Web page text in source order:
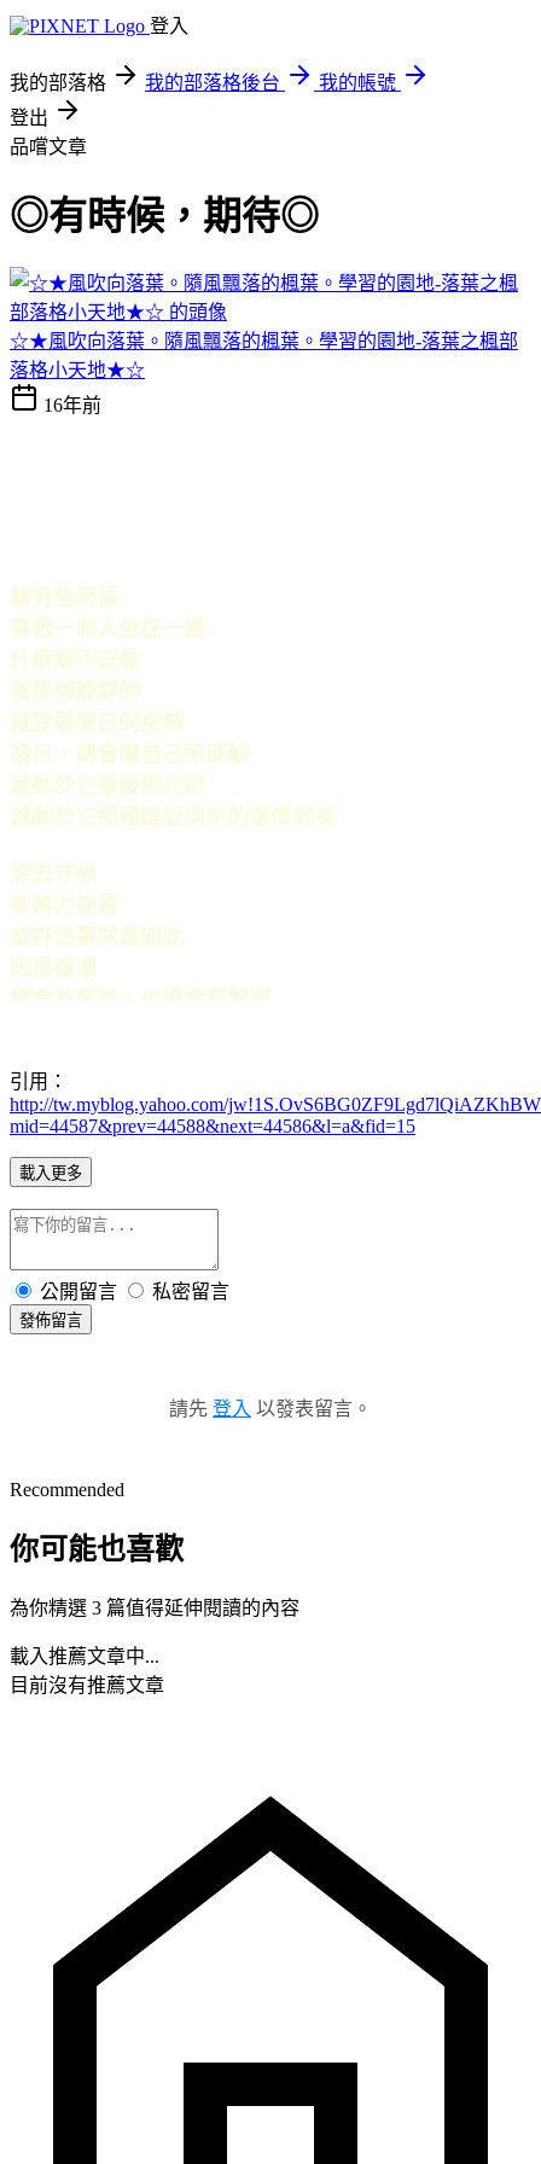
登入
我的部落格 我的部落格後台
我的帳號
登出
品嚐文章
◎有時候，期待◎
☆★風吹向落葉。隨風飄落的楓葉。學習的園地-落葉之楓部
落格小天地★☆
16年前
總有些時候
喜歡一個人坐在一邊
什麼都不去做
就那樣靜靜的
感受著落日的余輝
落日，總會讓自己所感動
感動於它最後的光彩
感動於它那種臨近消失的淒慘的美
想去守候
卻無力挽留
或許世事就是如此
因果循環
總會有黑暗，也總會有黎明
引用：
http://tw.myblog.yahoo.com/
mid=44587&prev=44588&next=44586&l=a&fid=15
載入更多
公開留言 私密留言
發佈留言
請先 登入 以發表留言。
Recommended
你可能也喜歡
為你精選 3 篇值得延伸閱讀的內容
載入推薦文章中...
目前沒有推薦文章